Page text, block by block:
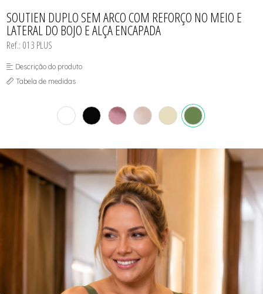
MATERNIDADE
SEM COSTURA
TOP
SOUTIEN DUPLO SEM ARCO COM REFORÇO NO MEIO E
LATERAL DO BOJO E ALÇA ENCAPADA
Ref.: 013 PLUS
Descrição do produto
Tabela de medidas